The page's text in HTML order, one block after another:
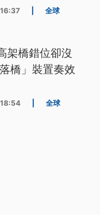
全球
架橋錯位卻沒
橋」裝置奏效
全球